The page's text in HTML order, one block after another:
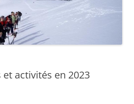
activités en 2023